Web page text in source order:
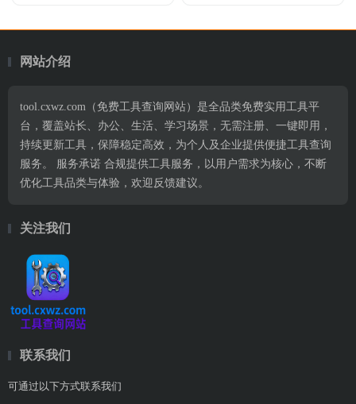
网站介绍
tool.cxwz.com（免费工具查询网站）是全品类免费实用工具平
台，覆盖站长、办公、生活、学习场景，无需注册、一键即用，
持续更新工具，保障稳定高效，为个人及企业提供便捷工具查询
服务。 服务承诺 合规提供工具服务，以用户需求为核心，不断
优化工具品类与体验，欢迎反馈建议。
关注我们
联系我们
可通过以下方式联系我们